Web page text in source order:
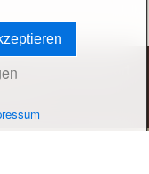
• 9020 Klagenfurt